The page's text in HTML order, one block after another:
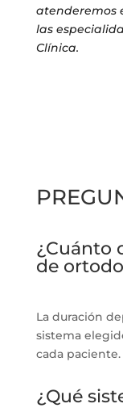
atenderemos
las
Clínica.
¿Cuánto
de
La duración
sistema
cada paciente.
¿Qué